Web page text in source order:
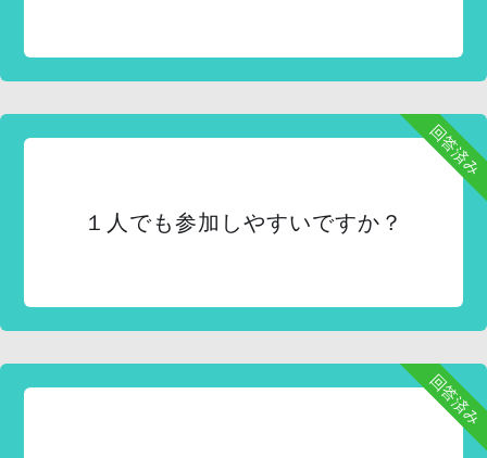
回答済み
１人でも参加しやすいですか？
回答済み